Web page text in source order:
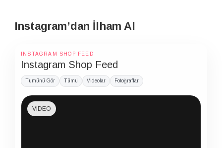
Instagram’dan İlham Al
INSTAGRAM SHOP FEED
Instagram Shop Feed
Tümünü Gör Tümü Videolar Fotoğraflar
VIDEO